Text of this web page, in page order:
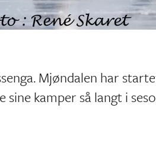
Mjøndalen har
kamper så langt i